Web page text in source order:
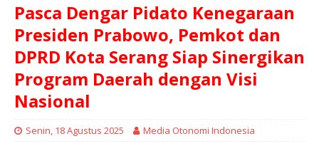
Pasca Dengar Pidato Kenegaraan
Presiden Prabowo, Pemkot dan
DPRD Kota Serang Siap Sinergikan
Program Daerah dengan Visi
Nasional
Senin, 18 Agustus 2025 Media Otonomi Indonesia